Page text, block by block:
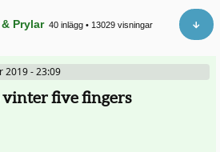
Prylar 40 inlägg • 13029 visningar
2019 - 23:09
vinter five fingers